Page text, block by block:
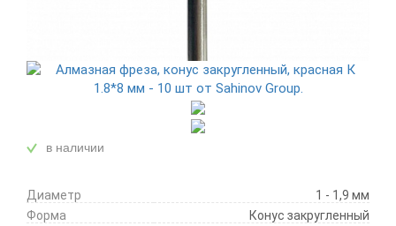
в наличии
Диаметр
1 - 1,9 мм
Форма
Конус закругленный